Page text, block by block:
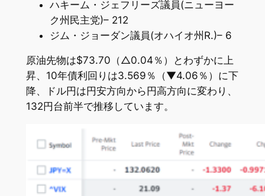
ハキーム・ジェフリーズ議員(ニューヨー
ク州民主党)– 212
ジム・ジョーダン議員(オハイオ州R.)– 6
原油先物は$73.70（△0.04％）とわずかに上
昇、10年債利回りは3.569％（▼4.06％）に下
降、ドル円は円安方向から円高方向に変わり、
132円台前半で推移しています。